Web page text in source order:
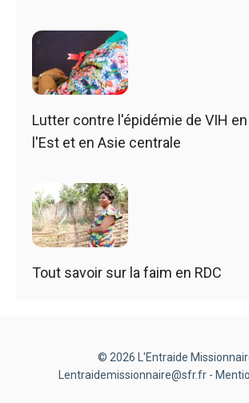
Lutter contre l'épidémie de VIH
l'Est et en Asie centrale
Tout savoir sur la faim en RDC
© 2026 L'Entraide
Lentraidemissionnaire@sfr.fr -